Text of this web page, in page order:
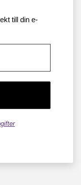
till din e-